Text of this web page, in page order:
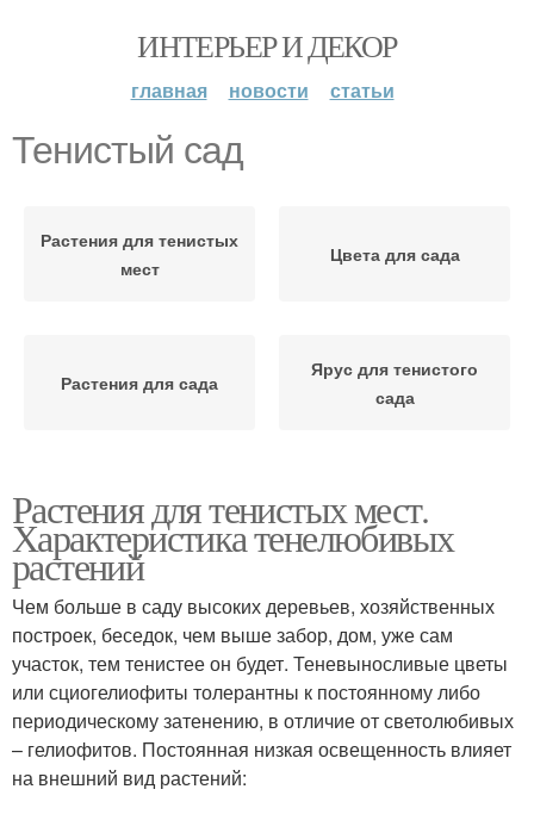
ИНТЕРЬЕР И ДЕКОР
главная новости статьи
Тенистый сад
Растения для тенистых
мест
Цвета для сада
Растения для сада
Ярус для тенистого
сада
Растения для тенистых мест.
Характеристика тенелюбивых
растений
Чем больше в саду высоких деревьев, хозяйственных
построек, беседок, чем выше забор, дом, уже сам
участок, тем тенистее он будет. Теневыносливые цветы
или сциогелиофиты толерантны к постоянному либо
периодическому затенению, в отличие от светолюбивых
– гелиофитов. Постоянная низкая освещенность влияет
на внешний вид растений: